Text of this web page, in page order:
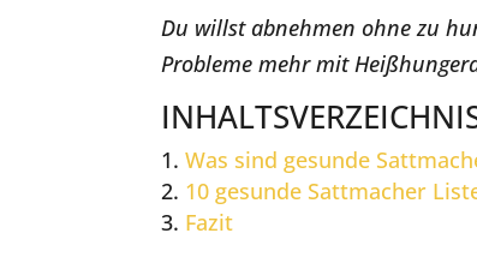
Du willst abnehmen ohne zu
Probleme mehr mit
Was sind gesunde
10 gesunde Sattmacher
Fazit